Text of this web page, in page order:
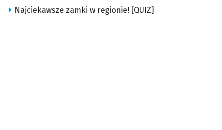
Najciekawsze zamki w regionie! [QUIZ]